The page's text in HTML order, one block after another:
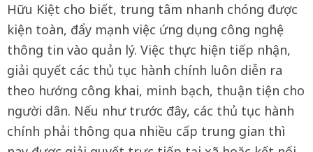
Hữu Kiệt cho biết, trung tâm nhanh chóng được
kiện toàn, đẩy mạnh việc ứng dụng công nghệ
thông tin vào quản lý. Việc thực hiện tiếp nhận,
giải quyết các thủ tục hành chính luôn diễn ra
theo hướng công khai, minh bạch, thuận tiện cho
người dân. Nếu như trước đây, các thủ tục hành
chính phải thông qua nhiều cấp trung gian thì